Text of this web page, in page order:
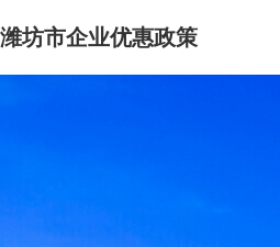
潍坊市企业优惠政策